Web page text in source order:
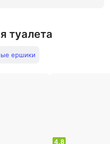
туалета
ершики
4.8